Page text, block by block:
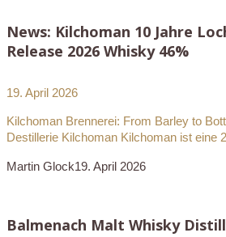
News: Kilchoman 10 Jahre
Release 2026 Whisky 46%
19. April 2026
Kilchoman Brennerei: From Barley to
Destillerie Kilchoman Kilchoman ist eine
Martin Glock19. April 2026
Balmenach Malt Whisky